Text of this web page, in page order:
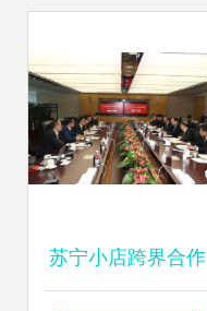
苏宁小店跨界合作